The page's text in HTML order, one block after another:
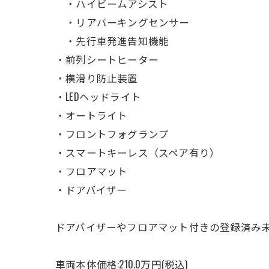
・ハイビームアシスト
・リアパーキングセンサー
・先行車発進告知機能
・前列シートヒーター
・横滑り防止装置
・LEDヘッドライト
・オートライト
・フロントフォグランプ
・スマートキーレス（スペア有り）
・フロアマット
・ドアバイザー
ドアバイザーやフロアマット付きの登録済み
車両本体価格:210.0万円(税込)